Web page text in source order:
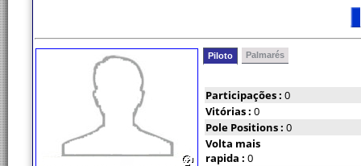
Piloto Palmarés
Participações : 0
Vitórias : 0
Pole Positions : 0
Volta mais
rapida : 0